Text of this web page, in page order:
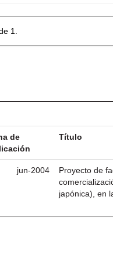
1.
de
Título
jun-2004
Proyecto de
japónica), en